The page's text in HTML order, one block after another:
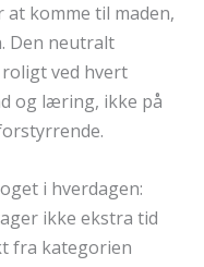
komme til maden,
Den neutralt
ved hvert
og læring, ikke på
i hverdagen:
ikke ekstra tid
fra kategorien